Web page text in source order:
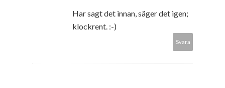
Har sagt det innan, säger det igen;
klockrent. :-)
Svara